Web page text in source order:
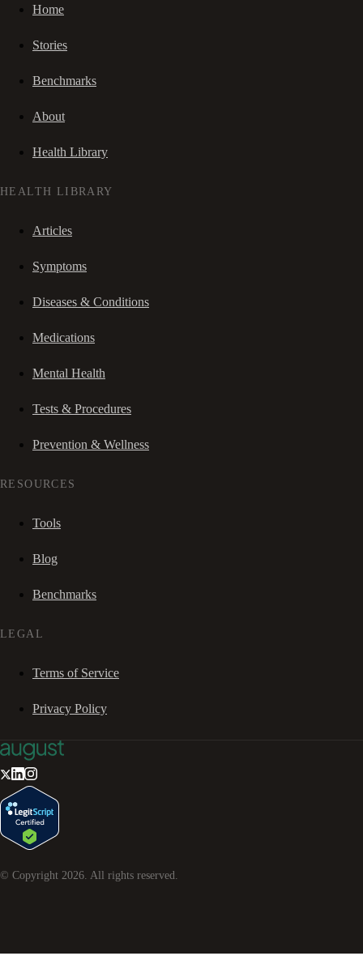
Home
Stories
Benchmarks
About
Health Library
HEALTH LIBRARY
Articles
Symptoms
Diseases & Conditions
Medications
Mental Health
Tests & Procedures
Prevention & Wellness
RESOURCES
Tools
Blog
Benchmarks
LEGAL
Terms of Service
Privacy Policy
© Copyright 2026 . All rights reserved.